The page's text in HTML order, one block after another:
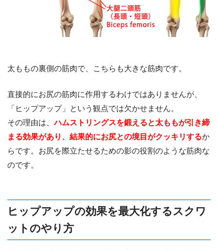
太ももの裏側の筋肉で、こちらも大きな筋肉です。
直接的にお尻の筋肉に作用するわけではありませんが、
「ヒップアップ」という観点では欠かせません。
その理由は、ハムストリングスを鍛えると太ももが引き締
まる効果があり、結果的にお尻との境目がクッキリするか
らです。お尻を際立たせるための影の役割のような筋肉な
のです。
ヒップアップの効果を最大化するスクワ
ットのやり方